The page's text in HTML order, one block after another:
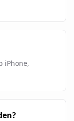
iPhone,